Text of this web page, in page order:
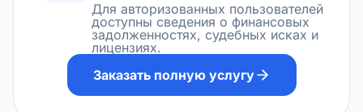
Для авторизованных пользователей
доступны сведения о финансовых
задолженностях, судебных исках и
лицензиях.
Заказать полную услугу